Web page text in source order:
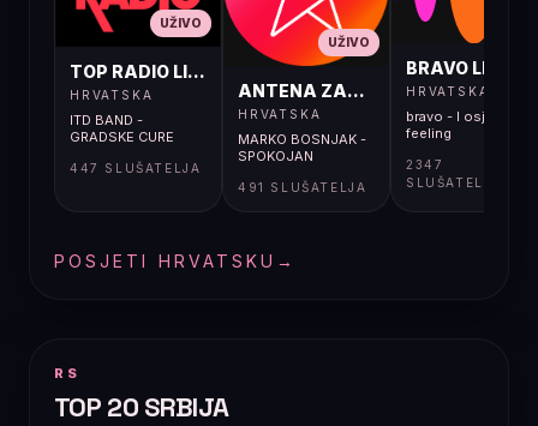
UŽIVO
TOP RADIO LIVE
HRVATSKA
ITD BAND -
GRADSKE CURE
447 SLUŠATELJA
UŽIVO
ANTENA ZAGREB LIVE
HRVATSKA
MARKO BOSNJAK -
SPOKOJAN
491 SLUŠATELJA
BRAVO LIVE
HRVATSKA
bravo - I osjećaj i
feeling
2347
SLUŠATELJA
POSJETI HRVATSKU →
RS
TOP 20 SRBIJA